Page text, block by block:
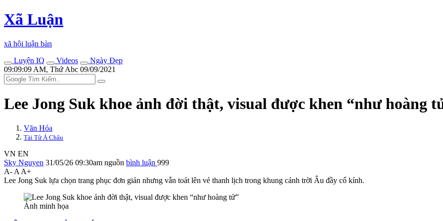
Xã Luận
xã hội luận bàn
Luyện IQ
Videos
Ngày Đẹp
09:09:09 AM, Thứ Abc 09/09/2021
Lee Jong Suk khoe ảnh đời thật, visual được khen “như hoàng
Văn Hóa
Tài Tử Á Châu
VN EN
Sky Nguyen 31/05/26 09:30am nguồn bình luận 999
A- A A+
Lee Jong Suk lựa chọn trang phục đơn giản nhưng vẫn toát lên vẻ thanh lịch trong khung cảnh trời Âu đầy cổ kính.
Ảnh minh họa